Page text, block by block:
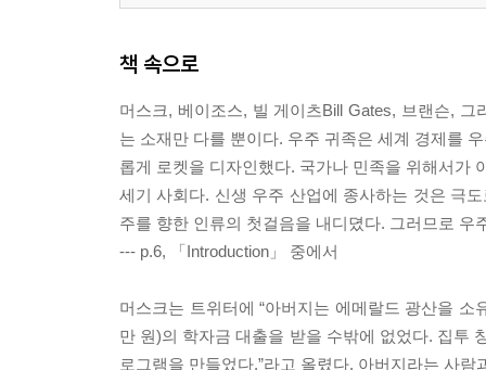
책 속으로
머스크, 베이조스, 빌 게이츠Bill Gates, 브랜슨,
는 소재만 다를 뿐이다. 우주 귀족은 세계 경제를
롭게 로켓을 디자인했다. 국가나 민족을 위해서가
세기 사회다. 신생 우주 산업에 종사하는 것은 극
주를 향한 인류의 첫걸음을 내디뎠다. 그러므로
--- p.6, 「Introduction」 중에서
머스크는 트위터에 “아버지는 에메랄드 광산을
만 원)의 학자금 대출을 받을 수밖에 없었다. 집투
로그램을 만들었다.”라고 올렸다. 아버지라는 사